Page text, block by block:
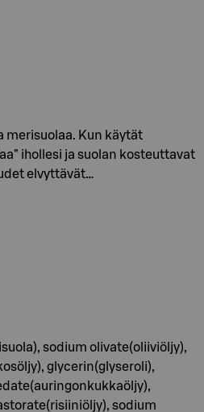
merisuolaa. Kun käytät
ihollesi ja suolan kosteuttavat
elvyttävät…
sodium olivate(oliiviöljy),
glycerin(glyseroli),
sodium